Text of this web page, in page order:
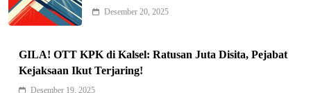
Xenco Medical Raih Penghargaan
Desember 20, 2025
GILA! OTT KPK di Kalsel: Ratusan Juta Disita, Pejabat
Kejaksaan Ikut Terjaring!
Desember 19, 2025